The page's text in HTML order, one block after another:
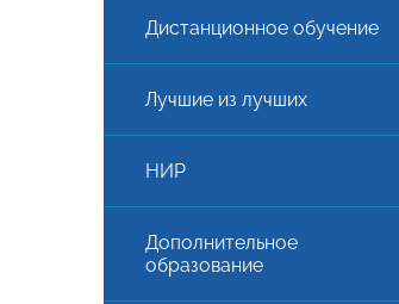
Дистанционное обучение
Лучшие из лучших
НИР
Дополнительное
образование